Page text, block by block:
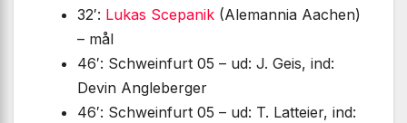
32′: Lukas Scepanik (Alemannia Aachen)
– mål
46′: Schweinfurt 05 – ud: J. Geis, ind:
Devin Angleberger
46′: Schweinfurt 05 – ud: T. Latteier, ind: